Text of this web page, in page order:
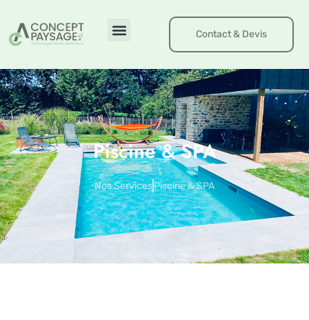
Contact & Devis
Piscine & SPA
Nos ServicesPiscine & SPA